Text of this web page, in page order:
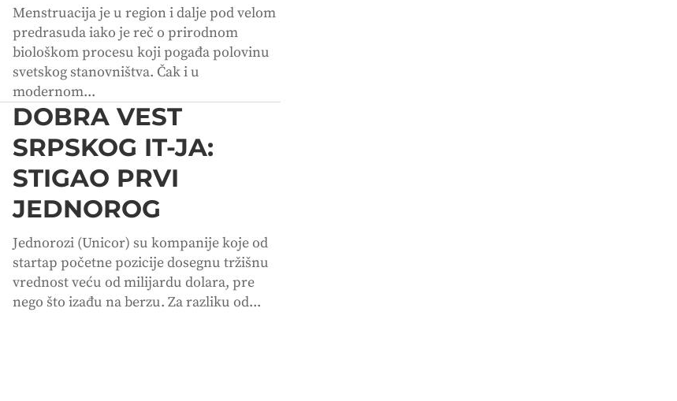
Menstruacija je u region i dalje pod velom
predrasuda iako je reč o prirodnom
biološkom procesu koji pogađa polovinu
svetskog stanovništva. Čak i u
modernom...
DOBRA VEST
SRPSKOG IT-JA:
STIGAO PRVI
JEDNOROG
Jednorozi (Unicor) su kompanije koje od
startap početne pozicije dosegnu tržišnu
vrednost veću od milijardu dolara, pre
nego što izađu na berzu. Za razliku od...